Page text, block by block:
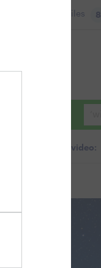
Files 8
Zoeken in foto & video: